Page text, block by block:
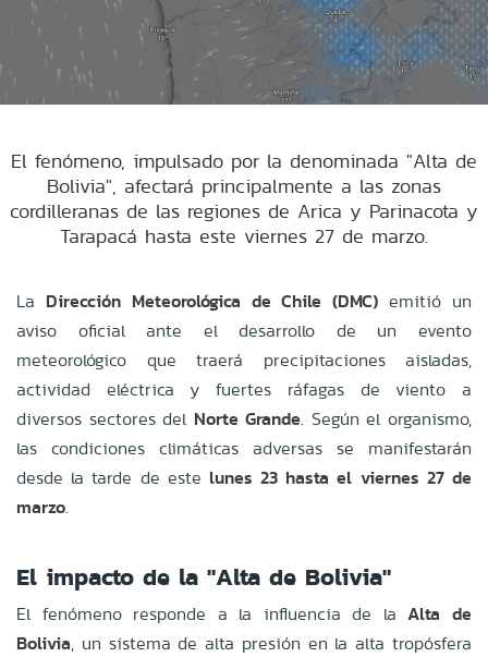
El fenómeno, impulsado por la denominada "Alta de
Bolivia", afectará principalmente a las zonas
cordilleranas de las regiones de Arica y Parinacota y
Tarapacá hasta este viernes 27 de marzo.
La Dirección Meteorológica de Chile (DMC) emitió un
aviso oficial ante el desarrollo de un evento
meteorológico que traerá precipitaciones aisladas,
actividad eléctrica y fuertes ráfagas de viento a
diversos sectores del Norte Grande. Según el organismo,
las condiciones climáticas adversas se manifestarán
desde la tarde de este lunes 23 hasta el viernes 27 de
marzo.
El impacto de la "Alta de Bolivia"
El fenómeno responde a la influencia de laAlta de
Bolivia, un sistema de alta presión en la alta tropósfera